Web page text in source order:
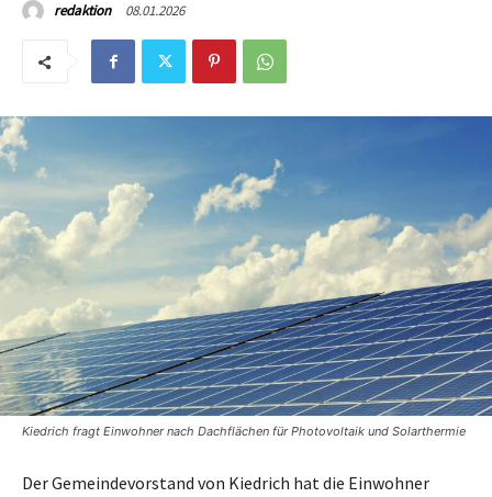
redaktion 08.01.2026
Kiedrich fragt Einwohner nach Dachflächen für Photovoltaik und Solarthermie
Der Gemeindevorstand von Kiedrich hat die Einwohner